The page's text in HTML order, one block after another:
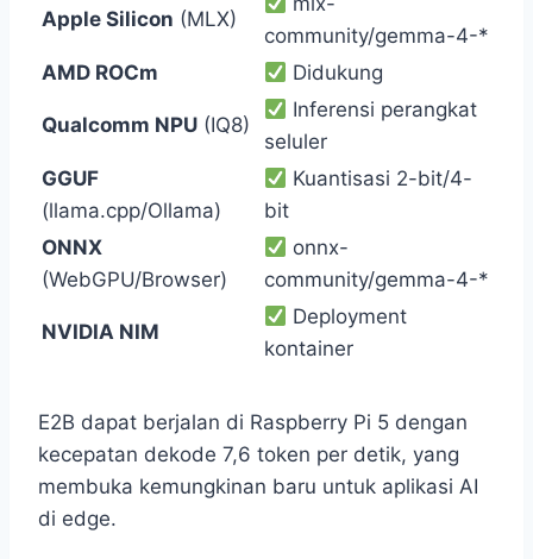
Apple Silicon (MLX)
community/gemma-4-*
AMD ROCm
Didukung
Qualcomm NPU (IQ8)
Inferensi perangkat
seluler
GGUF
(llama.cpp/Ollama)
Kuantisasi 2-bit/4-
bit
ONNX
(WebGPU/Browser)
onnx-
community/gemma-4-*
NVIDIA NIM
Deployment
kontainer
E2B dapat berjalan di Raspberry Pi 5 dengan
kecepatan dekode 7,6 token per detik, yang
membuka kemungkinan baru untuk aplikasi AI
di edge.